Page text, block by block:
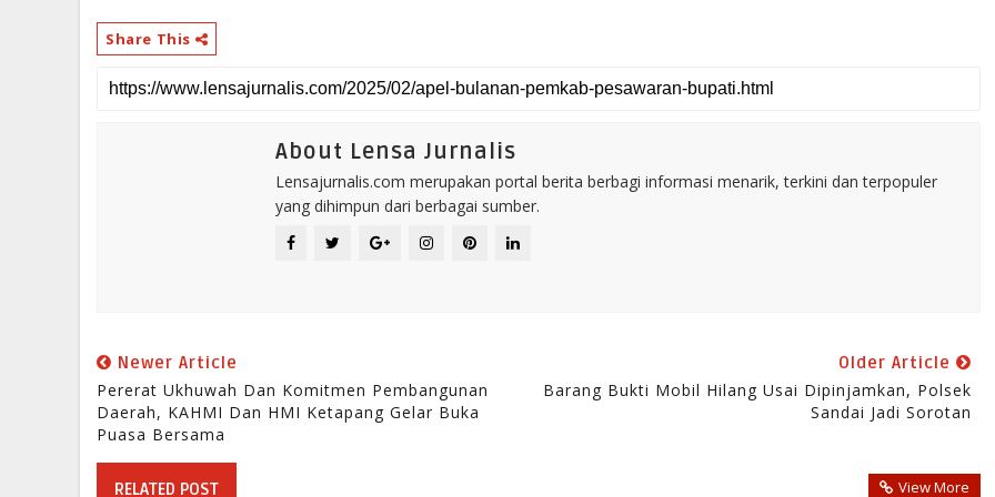
Share This
About Lensa Jurnalis
Lensajurnalis.com merupakan portal berita berbagi informasi menarik, terkini dan terpopuler
yang dihimpun dari berbagai sumber.
Newer Article
Pererat Ukhuwah Dan Komitmen Pembangunan
Daerah, KAHMI Dan HMI Ketapang Gelar Buka
Puasa Bersama
Older Article
Barang Bukti Mobil Hilang Usai Dipinjamkan, Polsek
Sandai Jadi Sorotan
RELATED POST View More